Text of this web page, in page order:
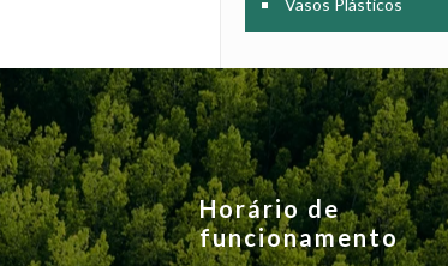
Vasos Plásticos
Horário de
funcionamento